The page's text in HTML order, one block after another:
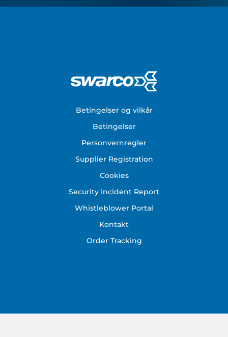
Betingelser og vilkår
Betingelser
Personvernregler
Supplier Registration
Cookies
Security Incident Report
Whistleblower Portal
Kontakt
Order Tracking